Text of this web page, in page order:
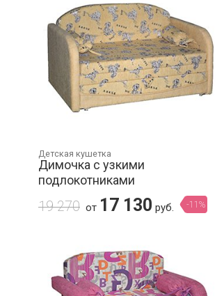
Детская кушетка
Димочка с узкими
подлокотниками
19 270 от 17 130 руб. -11%